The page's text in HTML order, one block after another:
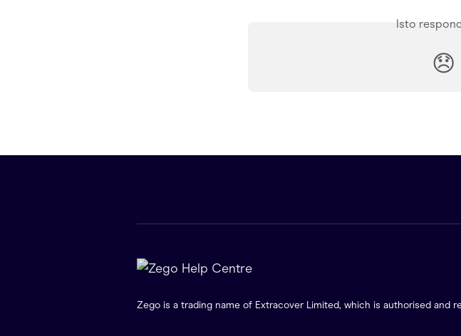
Isto
😞
Zego is a trading name of Extracover Limited, which is authorised and